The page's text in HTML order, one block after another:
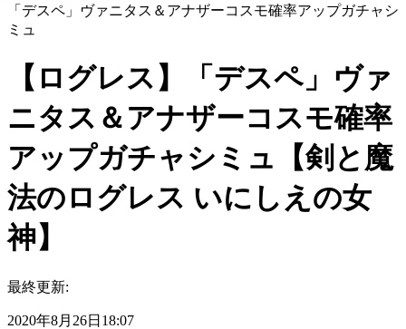
「デスペ」ヴァニタス＆アナザーコスモ確率アップガチャシ
ミュ
【ログレス】「デスペ」ヴァ
ニタス＆アナザーコスモ確率
アップガチャシミュ【剣と魔
法のログレス いにしえの女
神】
最終更新:
2020年8月26日18:07